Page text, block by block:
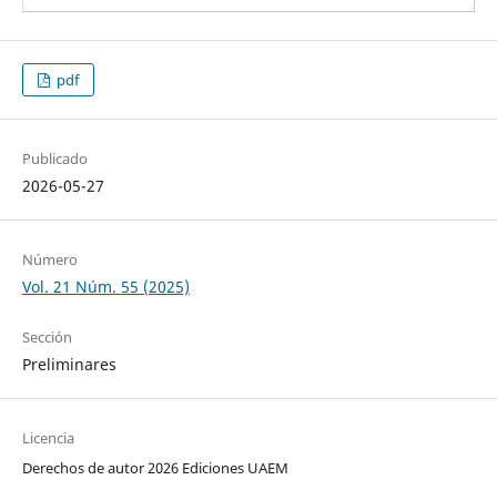
pdf
Publicado
2026-05-27
Número
Vol. 21 Núm. 55 (2025)
Sección
Preliminares
Licencia
Derechos de autor 2026 Ediciones UAEM